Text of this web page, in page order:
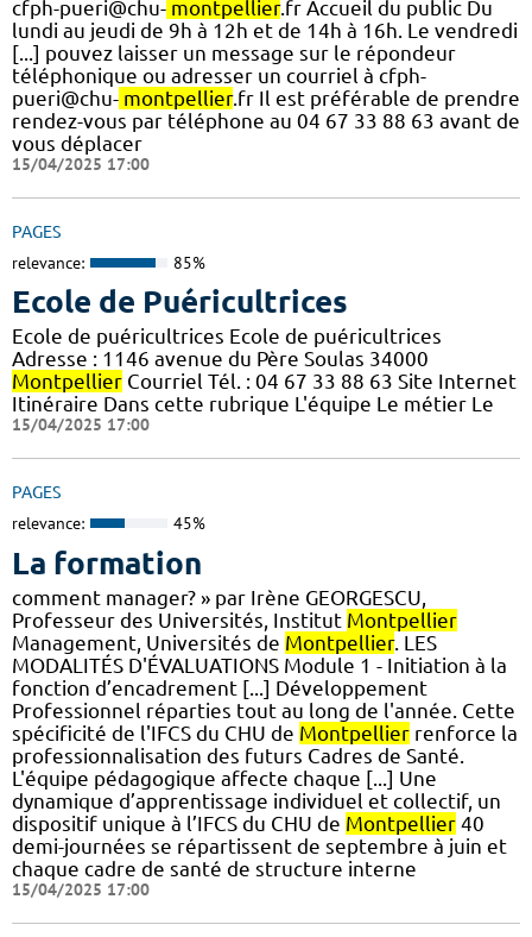
cfph-pueri@chu- montpellier.fr Accueil du public Du
lundi au jeudi de 9h à 12h et de 14h à 16h. Le vendredi
[...] pouvez laisser un message sur le répondeur
téléphonique ou adresser un courriel à cfph-
pueri@chu- montpellier.fr Il est préférable de prendre
rendez-vous par téléphone au 04 67 33 88 63 avant de
vous déplacer
15/04/2025 17:00
PAGES
relevance: 85%
Ecole de Puéricultrices
Ecole de puéricultrices Ecole de puéricultrices
Adresse : 1146 avenue du Père Soulas 34000
Montpellier Courriel Tél. : 04 67 33 88 63 Site Internet
Itinéraire Dans cette rubrique L'équipe Le métier Le
15/04/2025 17:00
PAGES
relevance: 45%
La formation
comment manager? » par Irène GEORGESCU,
Professeur des Universités, Institut Montpellier
Management, Universités de Montpellier. LES
MODALITÉS D'ÉVALUATIONS Module 1 - Initiation à la
fonction d’encadrement [...] Développement
Professionnel réparties tout au long de l'année. Cette
spécificité de l'IFCS du CHU de Montpellier renforce la
professionnalisation des futurs Cadres de Santé.
L'équipe pédagogique affecte chaque [...] Une
dynamique d’apprentissage individuel et collectif, un
dispositif unique à l’IFCS du CHU de Montpellier 40
demi-journées se répartissent de septembre à juin et
chaque cadre de santé de structure interne
15/04/2025 17:00